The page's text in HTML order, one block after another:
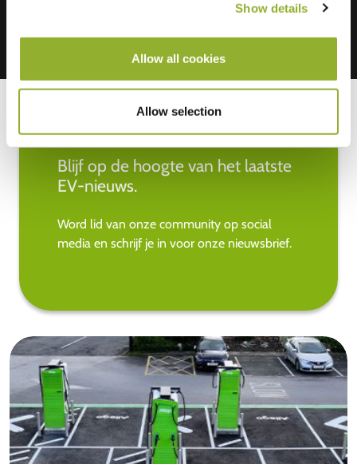
Show details
Allow all cookies
Allow selection
Blijf op de hoogte van het laatste
EV-nieuws.
Word lid van onze community op social
media en schrijf je in voor onze nieuwsbrief.